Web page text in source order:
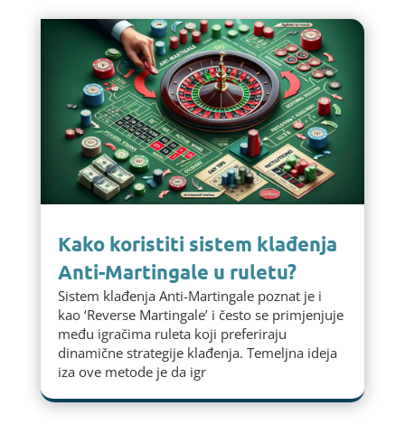
Kako koristiti sistem klađenja
Anti-Martingale u ruletu?
Sistem klađenja Anti-Martingale poznat je i
kao ‘Reverse Martingale’ i često se primjenjuje
među igračima ruleta koji preferiraju
dinamične strategije klađenja. Temeljna ideja
iza ove metode je da igr